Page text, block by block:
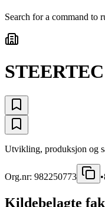
Search for a command to
Utvikling, produksjon og
Org.nr: 982250773 •
Kildebelagte